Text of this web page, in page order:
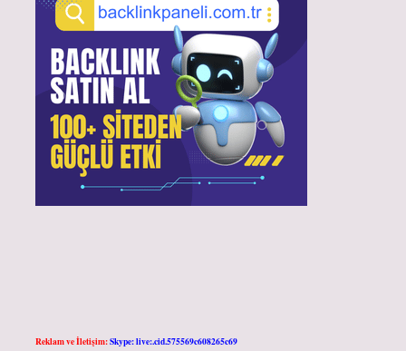
Reklam ve İletişim:Skype: live:.cid.575569c608265c69